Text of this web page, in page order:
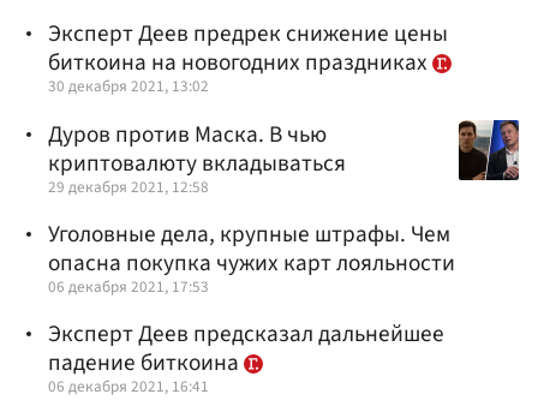
Эксперт Деев предрек снижение цены
биткоина на новогодних праздниках
30 декабря 2021, 13:02
Дуров против Маска. В чью
криптовалюту вкладываться
29 декабря 2021, 12:58
Уголовные дела, крупные штрафы. Чем
опасна покупка чужих карт лояльности
06 декабря 2021, 17:53
Эксперт Деев предсказал дальнейшее
падение биткоина
06 декабря 2021, 16:41